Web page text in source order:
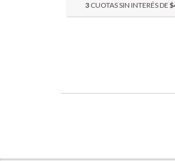
3 CUOTAS SIN INTERÉS DE